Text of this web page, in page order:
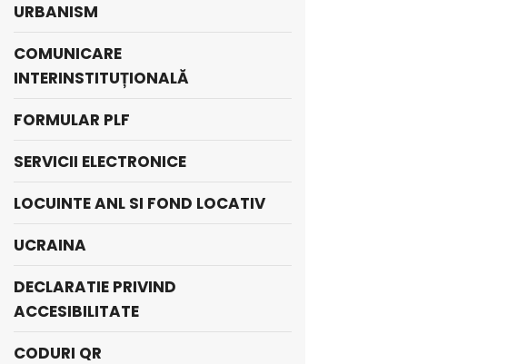
URBANISM
COMUNICARE
INTERINSTITUȚIONALĂ
FORMULAR PLF
SERVICII ELECTRONICE
LOCUINTE ANL SI FOND LOCATIV
UCRAINA
DECLARATIE PRIVIND
ACCESIBILITATE
CODURI QR